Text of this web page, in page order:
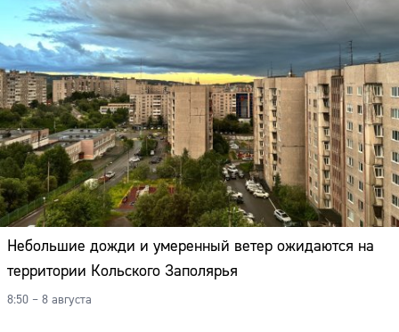
Небольшие дожди и умеренный ветер ожидаются на
территории Кольского Заполярья
8:50 – 8 августа